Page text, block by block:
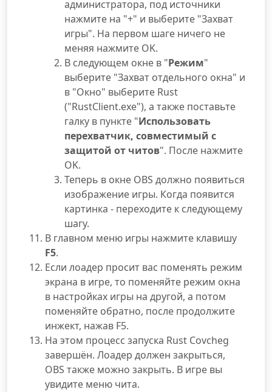
администратора, под источники
нажмите на "+" и выберите "Захват
игры". На первом шаге ничего не
меняя нажмите OK.
В следующем окне в "Режим"
выберите "Захват отдельного окна" и
в "Окно" выберите Rust
("RustClient.exe"), а также поставьте
галку в пункте "Использовать
перехватчик, совместимый с
защитой от читов". После нажмите
OK.
Теперь в окне OBS должно появиться
изображение игры. Когда появится
картинка - переходите к следующему
шагу.
В главном меню игры нажмите клавишу
F5.
Если лоадер просит вас поменять режим
экрана в игре, то поменяйте режим окна
в настройках игры на другой, а потом
поменяйте обратно, после продолжите
инжект, нажав F5.
На этом процесс запуска Rust Covcheg
завершён. Лоадер должен закрыться,
OBS также можно закрыть. В игре вы
увидите меню чита.